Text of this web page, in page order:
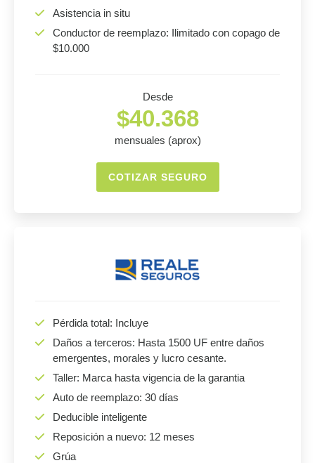
Asistencia in situ
Conductor de reemplazo: Ilimitado con copago de
$10.000
Desde
$40.368
mensuales (aprox)
COTIZAR SEGURO
Pérdida total: Incluye
Daños a terceros: Hasta 1500 UF entre daños
emergentes, morales y lucro cesante.
Taller: Marca hasta vigencia de la garantia
Auto de reemplazo: 30 días
Deducible inteligente
Reposición a nuevo: 12 meses
Grúa